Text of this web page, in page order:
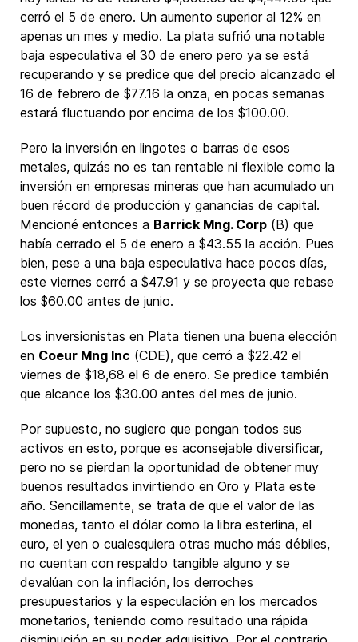
cerró el 5 de enero. Un aumento superior al 12% en
apenas un mes y medio. La plata sufrió una notable
baja especulativa el 30 de enero pero ya se está
recuperando y se predice que del precio alcanzado el
16 de febrero de $77.16 la onza, en pocas semanas
estará fluctuando por encima de los $100.00.
Pero la inversión en lingotes o barras de esos
metales, quizás no es tan rentable ni flexible como la
inversión en empresas mineras que han acumulado un
buen récord de producción y ganancias de capital.
Mencioné entonces a Barrick Mng. Corp (B) que
había cerrado el 5 de enero a $43.55 la acción. Pues
bien, pese a una baja especulativa hace pocos días,
este viernes cerró a $47.91 y se proyecta que rebase
los $60.00 antes de junio.
Los inversionistas en Plata tienen una buena elección
en Coeur Mng Inc (CDE), que cerró a $22.42 el
viernes de $18,68 el 6 de enero. Se predice también
que alcance los $30.00 antes del mes de junio.
Por supuesto, no sugiero que pongan todos sus
activos en esto, porque es aconsejable diversificar,
pero no se pierdan la oportunidad de obtener muy
buenos resultados invirtiendo en Oro y Plata este
año. Sencillamente, se trata de que el valor de las
monedas, tanto el dólar como la libra esterlina, el
euro, el yen o cualesquiera otras mucho más débiles,
no cuentan con respaldo tangible alguno y se
devalúan con la inflación, los derroches
presupuestarios y la especulación en los mercados
monetarios, teniendo como resultado una rápida